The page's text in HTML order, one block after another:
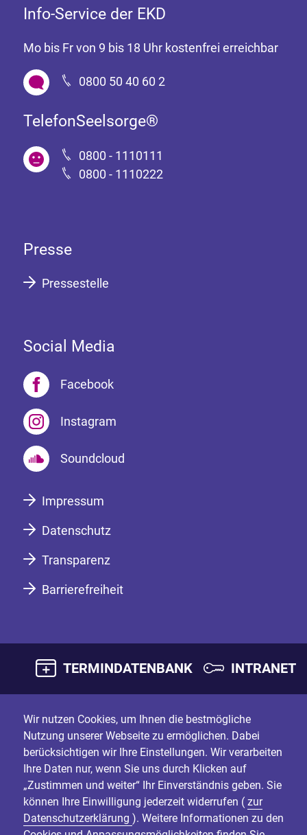
Info-Service der EKD
Mo bis Fr von 9 bis 18 Uhr kostenfrei erreichbar
0800 50 40 60 2
TelefonSeelsorge®
0800 - 1110111
0800 - 1110222
Presse
Pressestelle
Social Media
Facebook
Instagram
Soundcloud
Impressum
Datenschutz
Transparenz
Barrierefreiheit
TERMINDATENBANK INTRANET
Wir nutzen Cookies, um Ihnen die bestmögliche
Nutzung unserer Webseite zu ermöglichen. Dabei
berücksichtigen wir Ihre Einstellungen. Wir verarbeiten
Ihre Daten nur, wenn Sie uns durch Klicken auf
„Zustimmen und weiter“ Ihr Einverständnis geben. Sie
können Ihre Einwilligung jederzeit widerrufen ( zur
Datenschutzerklärung ). Weitere Informationen zu den